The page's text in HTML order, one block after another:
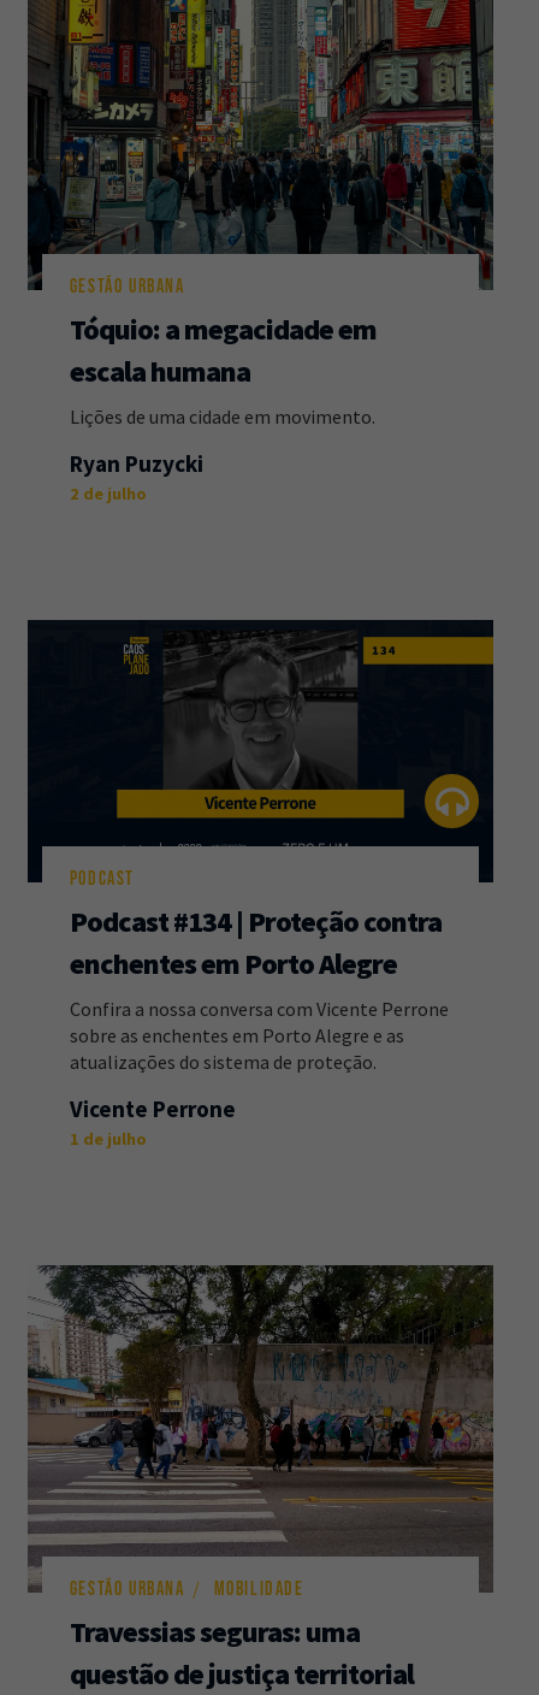
GESTÃO URBANA
Tóquio: a megacidade em
escala humana
Lições de uma cidade em movimento.
Ryan Puzycki
2 de julho
PODCAST
Podcast #134 | Proteção contra
enchentes em Porto Alegre
Confira a nossa conversa com Vicente Perrone
sobre as enchentes em Porto Alegre e as
atualizações do sistema de proteção.
Vicente Perrone
1 de julho
GESTÃO URBANA MOBILIDADE
Travessias seguras: uma
questão de justiça territorial